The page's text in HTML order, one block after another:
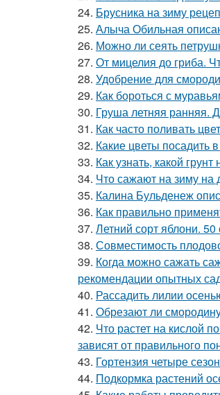
24. Брусника на зиму
25. Алыча Обильная
26. Можно ли сеять
27. От мицелия до гриба.
28. Удобрение для
29. Как бороться с
30. Груша летняя ранняя.
31. Как часто поливать
32. Какие цветы посадить
33. Как узнать, какой
34. Что сажают на зиму на
35. Калина Бульденеж
36. Как правильно
37. Летний сорт яблони.
38. Совместимость
39. Когда можно сажать
рекомендации опытных
40. Рассадить лилии
41. Обрезают ли
42. Что растет на кислой
зависят от правильного
43. Гортензия четыре
44. Подкормка растений